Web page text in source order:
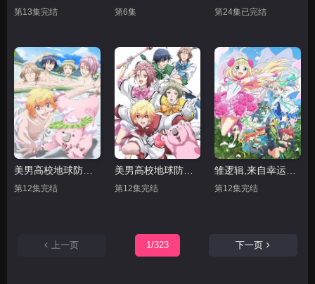
第13集完结 第6集 第24集已完结
美男高校地球防卫部LOVE 第二季
第12集完结
美男高校地球防卫部LOVE
第12集完结
雏逻辑,来自幸运逻辑
第12集完结
上一页 1/323 下一页